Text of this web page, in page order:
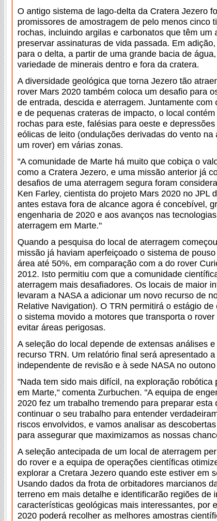
O antigo sistema de lago-delta da Cratera Jezero
promissores de amostragem de pelo menos cinco
rochas, incluindo argilas e carbonatos que têm um
preservar assinaturas de vida passada. Em
para o delta, a partir de uma grande bacia de
variedade de minerais dentro e fora da cratera.
A diversidade geológica que torna Jezero tão
rover Mars 2020 também coloca um desafio para
de entrada, descida e aterragem. Juntamente com
e de pequenas crateras de impacto, o local
rochas para este, falésias para oeste e
eólicas de leito (ondulações derivadas do vento
um rover) em várias zonas.
"A comunidade de Marte há muito que cobiça o
como a Cratera Jezero, e uma missão anterior já
desafios de uma aterragem segura foram
Ken Farley, cientista do projeto Mars 2020 no JPL
antes estava fora de alcance agora é concebível,
engenharia de 2020 e aos avanços nas
aterragem em Marte."
Quando a pesquisa do local de aterragem
missão já haviam aperfeiçoado o sistema de
área até 50%, em comparação com a do rover
2012. Isto permitiu com que a comunidade
aterragem mais desafiadores. Os locais de maior
levaram a NASA a adicionar um novo recurso de
Relative Navigation). O TRN permitirá o estágio
o sistema movido a motores que transporta o
evitar áreas perigosas.
A seleção do local depende de extensas análises
recurso TRN. Um relatório final será apresentado
independente de revisão e à sede NASA no
"Nada tem sido mais difícil, na exploração robótica
em Marte," comenta Zurbuchen. "A equipa de
2020 fez um trabalho tremendo para preparar esta
continuar o seu trabalho para entender
riscos envolvidos, e vamos analisar as
para assegurar que maximizamos as nossas
A seleção antecipada de um local de aterragem
do rover e a equipa de operações científicas
explorar a Cretara Jezero quando este estiver em
Usando dados da frota de orbitadores marcianos
terreno em mais detalhe e identificarão regiões de
características geológicas mais interessantes, por
2020 poderá recolher as melhores amostras